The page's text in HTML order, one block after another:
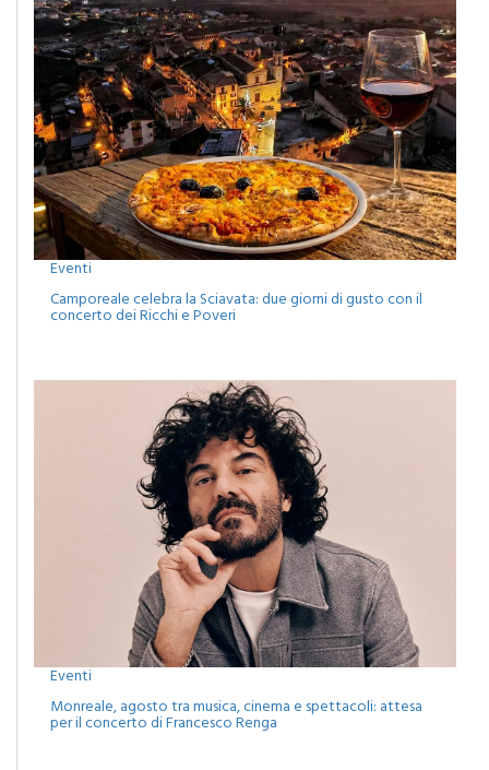
Eventi
Camporeale celebra la Sciavata: due giorni di gusto con il
concerto dei Ricchi e Poveri
Monreale, agosto tra musica, cinema e spettacoli: attesa
per il concerto di Francesco Renga